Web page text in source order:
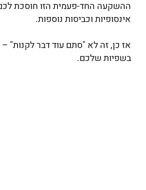
ההשקעה החד-פעמית הזו חוסכת
אינסופיות וכביסות נוספות.
אז כן, זה לא "סתם עוד דבר לקנות"
בשפיות שלכם.